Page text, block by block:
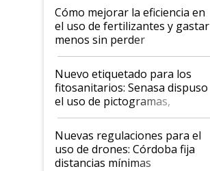
Cómo mejorar la eficiencia en
el uso de fertilizantes y gastar
menos sin perder
productividad en la campaña
fina
Nuevo etiquetado para los
fitosanitarios: Senasa dispuso
el uso de pictogramas,
palabras de advertencia e
indicaciones
Nuevas regulaciones para el
uso de drones: Córdoba fija
distancias mínimas